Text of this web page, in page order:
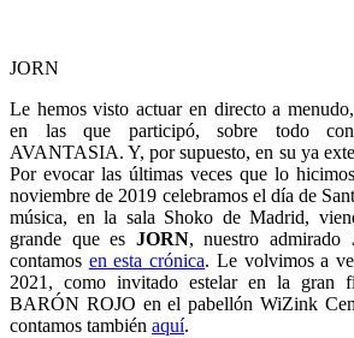
JORN
Le hemos visto actuar en directo a
en las que participó, sobre todo
AVANTASIA. Y, por supuesto, en su ya
Por evocar las últimas veces que lo
noviembre de 2019 celebramos el día de
música, en la sala Shoko de Madrid,
grande que es JORN, nuestro admirado
contamos en esta crónica. Le volvimos a
2021, como invitado estelar en la gran
BARÓN ROJO en el pabellón WiZink
contamos también aquí.